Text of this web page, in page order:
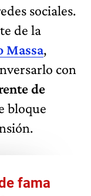
sociales.
de la
Massa,
con
de
bloque
fama